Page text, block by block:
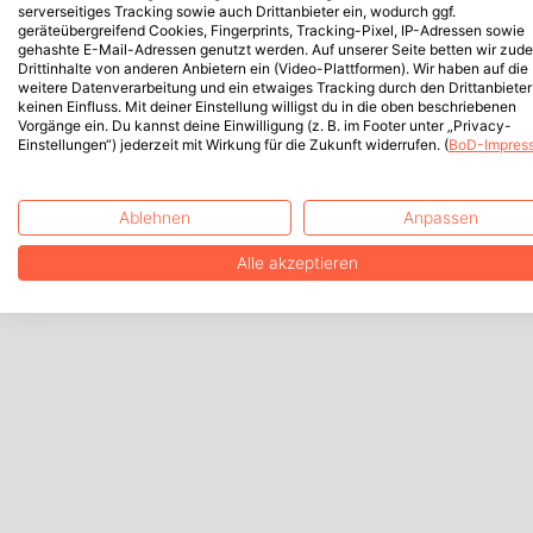
serverseitiges Tracking sowie auch Drittanbieter ein, wodurch ggf.
geräteübergreifend Cookies, Fingerprints, Tracking-Pixel, IP-Adressen sowie
gehashte E-Mail-Adressen genutzt werden. Auf unserer Seite betten wir
Drittinhalte von anderen Anbietern ein (Video-Plattformen). Wir haben auf die
weitere Datenverarbeitung und ein etwaiges Tracking durch den Drittanbieter
keinen Einfluss. Mit deiner Einstellung willigst du in die oben beschriebenen
Vorgänge ein. Du kannst deine Einwilligung (z. B. im Footer unter „Privacy-
Einstellungen“) jederzeit mit Wirkung für die Zukunft widerrufen. (BoD-
Ablehnen Anpassen
Alle akzeptieren